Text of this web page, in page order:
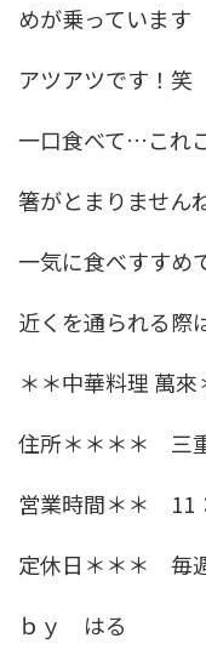
めが乗っています
アツアツです！笑
一口食べて…これ
箸がとまりません
一気に食べすすめ
近くを通られる際
＊＊中華料理 萬來
住所＊＊＊＊ 三
営業時間＊＊ 11
定休日＊＊＊ 毎
ｂｙ はる